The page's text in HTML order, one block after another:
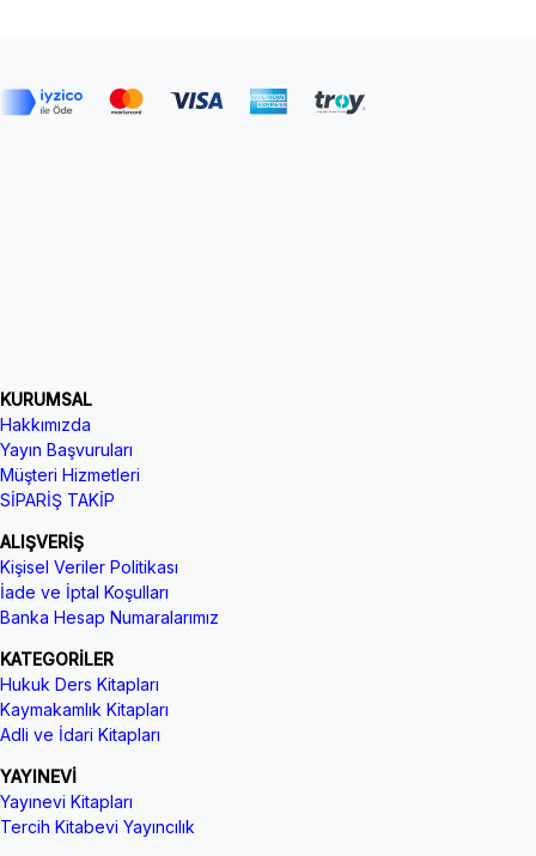
KURUMSAL
Hakkımızda
Yayın Başvuruları
Müşteri Hizmetleri
SİPARİŞ TAKİP
ALIŞVERİŞ
Kişisel Veriler Politikası
İade ve İptal Koşulları
Banka Hesap Numaralarımız
KATEGORİLER
Hukuk Ders Kitapları
Kaymakamlık Kitapları
Adli ve İdari Kitapları
YAYINEVİ
Yayınevi Kitapları
Tercih Kitabevi Yayıncılık